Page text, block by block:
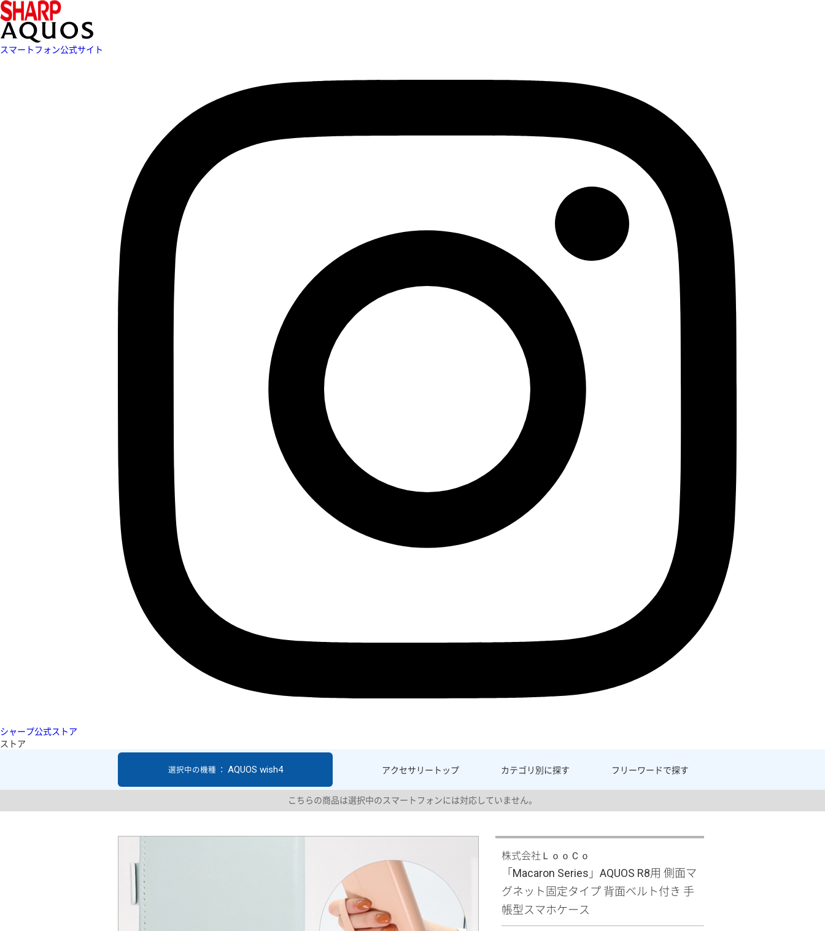
スマートフォン公式サイト
シャープ公式ストア
ストア
アクセサリー トップ カテゴリ別に探す フリーワードで探す
選択中の機種 ： AQUOS wish4
こちらの商品は選択中のスマートフォンには対応していません。
株式会社ＬｏｏＣｏ
「Macaron Series」AQUOS R8用 側面マ
グネット固定タイプ 背面ベルト付き 手
帳型スマホケース